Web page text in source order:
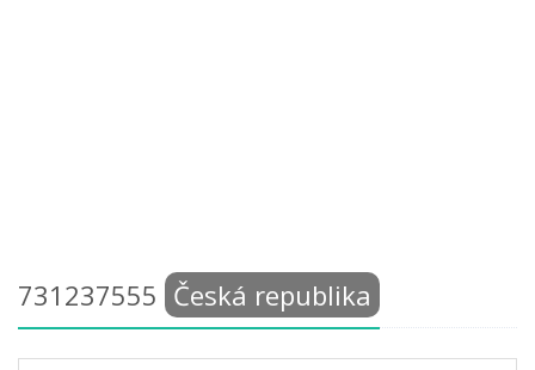
731237555 Česká republika